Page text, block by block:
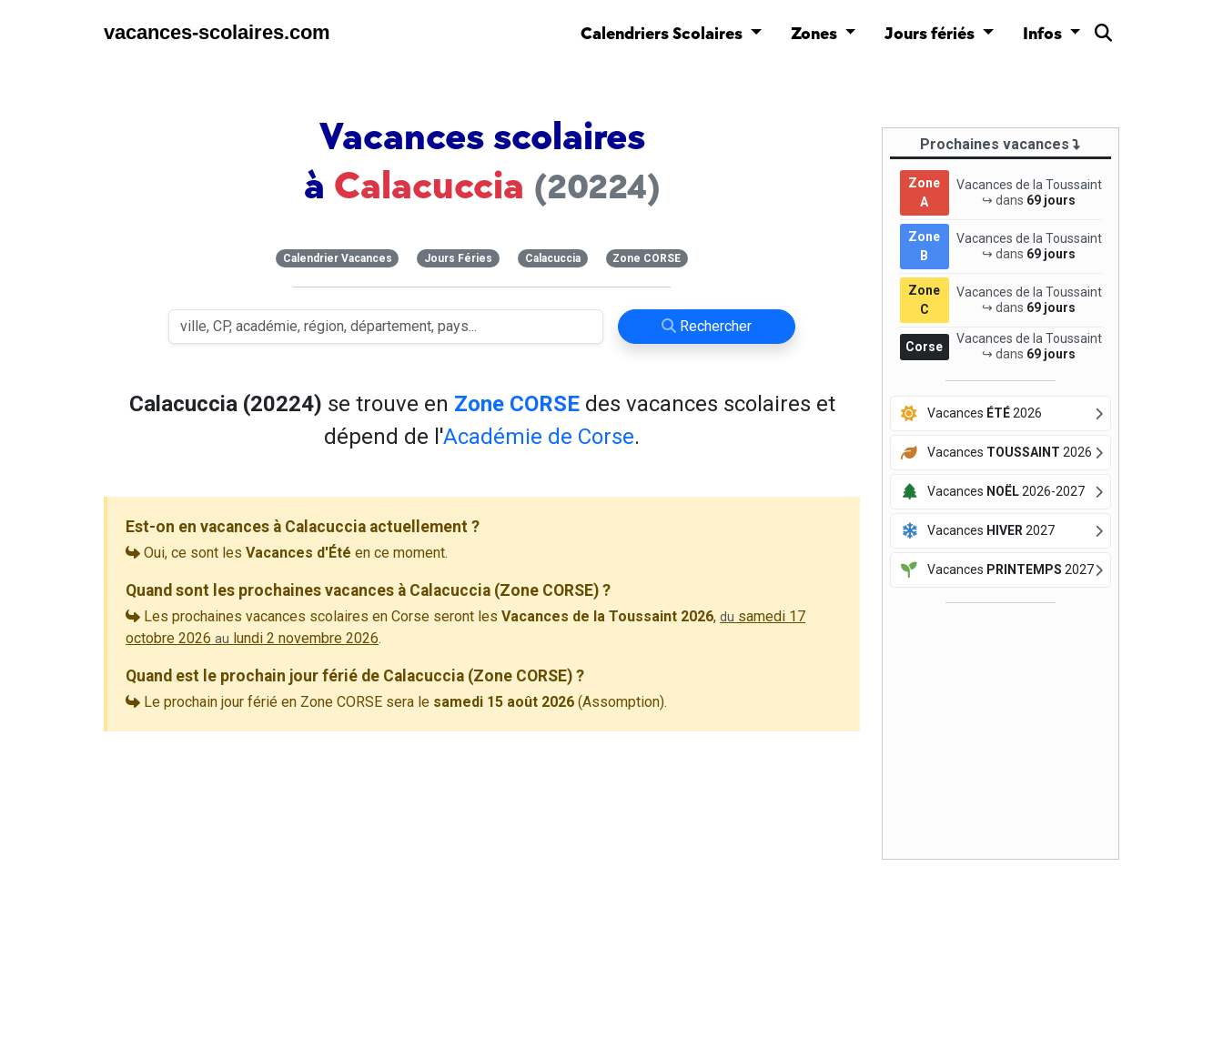
vacances-scolaires.com Calendriers Scolaires Zones Jours fériés Infos
Vacances scolaires
à Calacuccia (20224)
Calendrier Vacances Jours Féries Calacuccia Zone CORSE
Rechercher
Calacuccia (20224) se trouve en Zone CORSEdes vacances scolaires et
dépend de l'Académie de Corse.
Est-on en vacances à Calacuccia actuellement ?
Oui, ce sont les Vacances d'Été en ce moment.
Quand sont les prochaines vacances à Calacuccia (Zone CORSE) ?
Les prochaines vacances scolaires en Corse seront les Vacances de la Toussaint 2026, du samedi 17
octobre 2026 au lundi 2 novembre 2026.
Quand est le prochain jour férié de Calacuccia (Zone CORSE) ?
Le prochain jour férié en Zone CORSE sera le samedi 15 août 2026 (Assomption).
Prochaines vacances
Zone
A
Vacances de la Toussaint
↪ dans 69 jours
Zone
B
Vacances de la Toussaint
↪ dans 69 jours
Zone
C
Vacances de la Toussaint
↪ dans 69 jours
Corse
Vacances de la Toussaint
↪ dans 69 jours
Vacances ÉTÉ2026
Vacances TOUSSAINT 2026
Vacances NOËL2026-2027
Vacances HIVER 2027
Vacances PRINTEMPS 2027